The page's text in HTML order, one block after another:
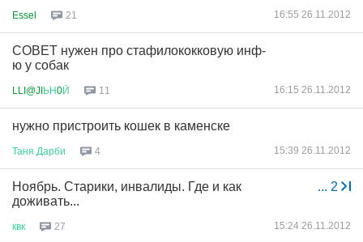
Essel 21 16:55 26.11.2012
СОВЕТ нужен про стафилококковую инф-
ю у собак
LLI@JIЬН0Й 11 16:15 26.11.2012
нужно пристроить кошек в каменске
Таня Дарби 4 15:39 26.11.2012
... 2
Ноябрь. Старики, инвалиды. Где и как
доживать...
квк 27 15:24 26.11.2012